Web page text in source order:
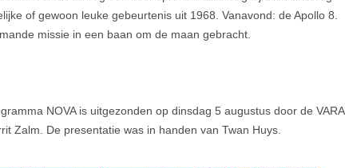
of gewoon leuke gebeurtenis uit 1968. Vanavond: de Apollo 8.
missie in een baan om de maan gebracht.
NOVA is uitgezonden op dinsdag 5 augustus door de VARA
Zalm. De presentatie was in handen van Twan Huys.